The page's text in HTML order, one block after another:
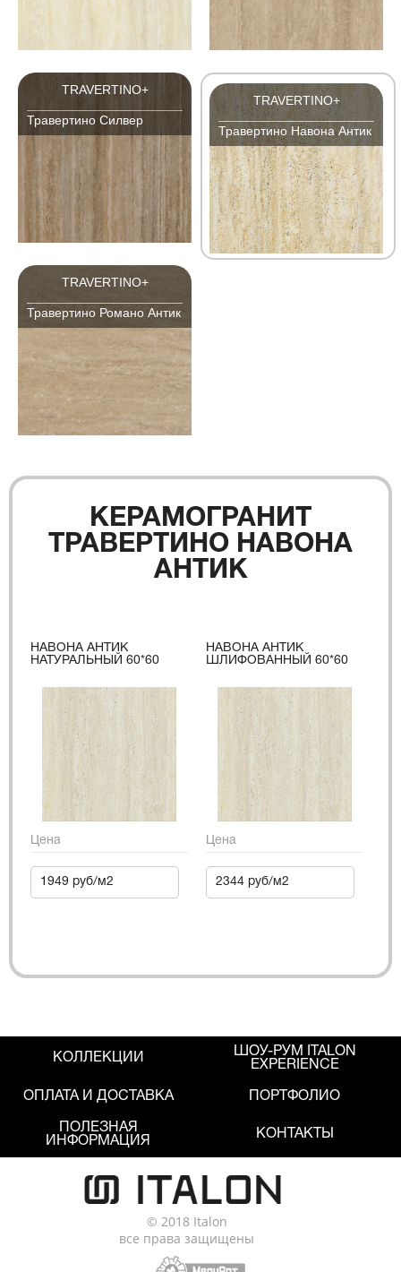
TRAVERTINO+
Травертино Силвер
TRAVERTINO+
Травертино Навона Антик
TRAVERTINO+
Травертино Романо Антик
КЕРАМОГРАНИТ
ТРАВЕРТИНО НАВОНА
АНТИК
НАВОНА АНТИК
НАТУРАЛЬНЫЙ 60*60
Цена
1949 руб/м2
НАВОНА АНТИК
ШЛИФОВАННЫЙ 60*60
Цена
2344 руб/м2
КОЛЛЕКЦИИ
ШОУ-РУМ ITALON
EXPERIENCE
ОПЛАТА И ДОСТАВКА ПОРТФОЛИО
ПОЛЕЗНАЯ
ИНФОРМАЦИЯ
КОНТАКТЫ
© 2018 Italon
все права защищены